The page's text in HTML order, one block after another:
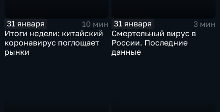
31 января
10 мин
Итоги недели: китайский
коронавирус поглощает
рынки
31 января
3 мин
Смертельный вирус в
России. Последние
данные